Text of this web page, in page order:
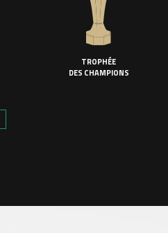
TROPHÉE
DES CHAMPIONS